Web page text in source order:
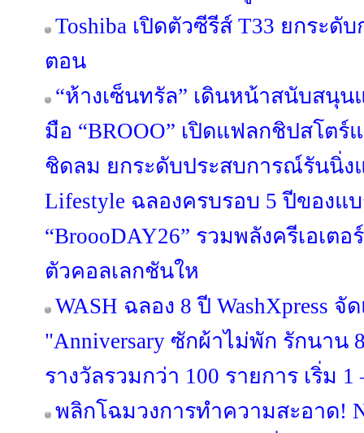
Toshiba เปิดตัวซีรีส์ T33 ยกระดั
ตอน
“ห้างเซ็นทรัล” เดินหน้าสนับสนุ
มือ “BROOO” เปิดแฟลกชิปสโต
ชิดลม ยกระดับประสบการณ์รันนิ่ง
Lifestyle ฉลองครบรอบ 5 ปีของแ
“BroooDAY26” รวมพลังครีเอเต
ตัวคอลเลกชันให
WASH ฉลอง 8 ปี WashXpress
"Anniversary ซักผ้าไม่พัก รักนา
รางวัลรวมกว่า 100 รายการ เริ่ม 1
พลิกโฉมวงการทำความสะอาด!